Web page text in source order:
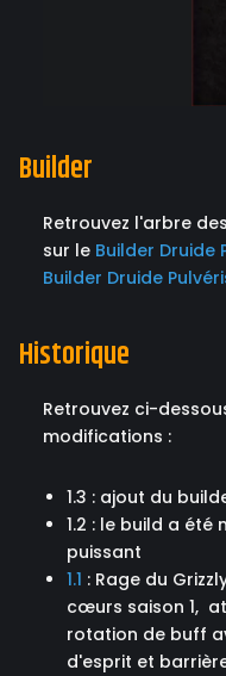
Builder
Retrouvez l'arbre
sur le Builder Druide
Builder Druide
Historique
Retrouvez ci-
modifications :
1.3 : ajout du
1.2 : le build a
puissant
1.1 : Rage du
cœurs saison 1,
rotation de buff
d'esprit et